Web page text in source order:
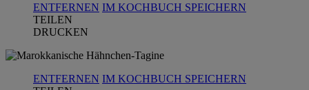
ENTFERNEN IM KOCHBUCH SPEICHERN
TEILEN
DRUCKEN
ENTFERNEN IM KOCHBUCH SPEICHERN